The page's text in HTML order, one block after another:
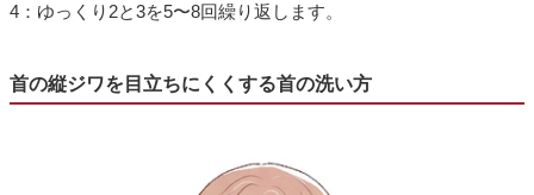
4：ゆっくり2と3を5〜8回繰り返します。
首の縦ジワを目立ちにくくする首の洗い方